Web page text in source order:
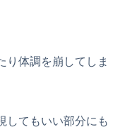
り体調を崩してしま
してもいい部分にも